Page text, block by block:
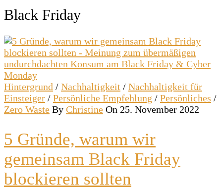
Black Friday
Hintergrund / Nachhaltigkeit / Nachhaltigkeit für
Einsteiger / Persönliche Empfehlung / Persönliches /
Zero Waste By Christine On 25. November 2022
5 Gründe, warum wir
gemeinsam Black Friday
blockieren sollten